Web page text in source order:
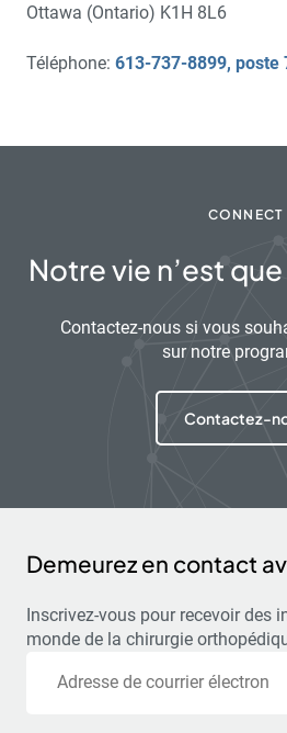
Ottawa (Ontario) K1H 8L6
Téléphone: 613-737-8899, poste
CONNECT
Notre vie n’est
Contactez-nous si vous
sur notre
Contactez-
Demeurez en contact
Inscrivez-vous pour recevoir des
monde de la chirurgie